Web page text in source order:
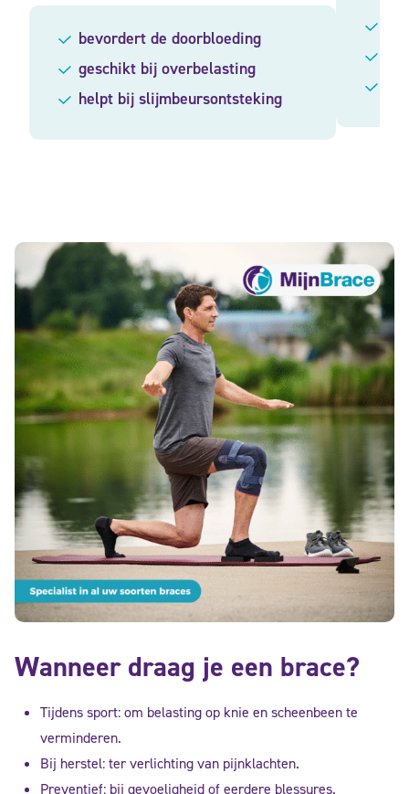
bevordert de doorbloeding
geschikt bij overbelasting
helpt bij slijmbeursontsteking
Wanneer draag je een brace?
Tijdens sport: om belasting op knie en scheenbeen te
verminderen.
Bij herstel: ter verlichting van pijnklachten.
Preventief: bij gevoeligheid of eerdere blessures.